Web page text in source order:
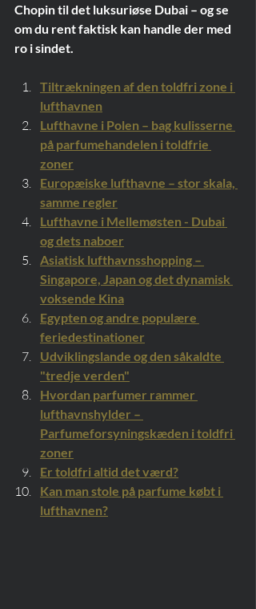
Chopin til det luksuriøse Dubai – og se
om du rent faktisk kan handle der med
ro i sindet.
Tiltrækningen af den toldfri zone i
lufthavnen
Lufthavne i Polen – bag kulisserne
på parfumehandelen i toldfrie
zoner
Europæiske lufthavne – stor skala,
samme regler
Lufthavne i Mellemøsten - Dubai
og dets naboer
Asiatisk lufthavnsshopping –
Singapore, Japan og det dynamisk
voksende Kina
Egypten og andre populære
feriedestinationer
Udviklingslande og den såkaldte
"tredje verden"
Hvordan parfumer rammer
lufthavnshylder –
Parfumeforsyningskæden i toldfri
zoner
Er toldfri altid det værd?
Kan man stole på parfume købt i
lufthavnen?